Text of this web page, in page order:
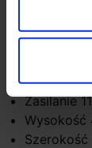
Dane
Moc max
Zasilanie
Wysokość
Szerokość